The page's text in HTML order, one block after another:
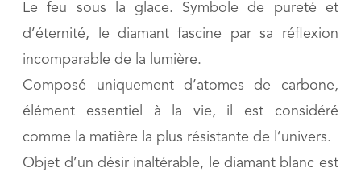
Le feu sous la glace. Symbole de pureté et
d’éternité, le diamant fascine par sa réflexion
incomparable de la lumière.
Composé uniquement d’atomes de carbone,
élément essentiel à la vie, il est considéré
comme la matière la plus résistante de l’univers.
Objet d’un désir inaltérable, le diamant blanc est